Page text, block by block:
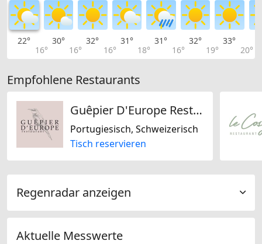
22°
16°
30°
16°
32°
16°
31°
18°
31°
16°
32°
19°
33°
20°
Empfohlene Restaurants
Guêpier D'Europe Restaurant
Portugiesisch, Schweizerisch
Tisch reservieren
Regenradar anzeigen
Aktuelle Messwerte